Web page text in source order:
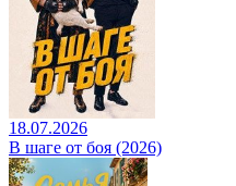
18.07.2026
В шаге от боя (2026)